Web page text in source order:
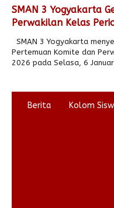
SMAN 3 Yogyakarta
Perwakilan Kelas
SMAN 3 Yogyakarta
Pertemuan Komite dan
2026 pada Selasa, 6
Berita Kolom